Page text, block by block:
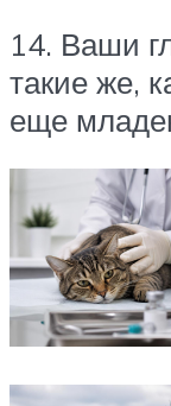
14. Ваши
такие же,
еще